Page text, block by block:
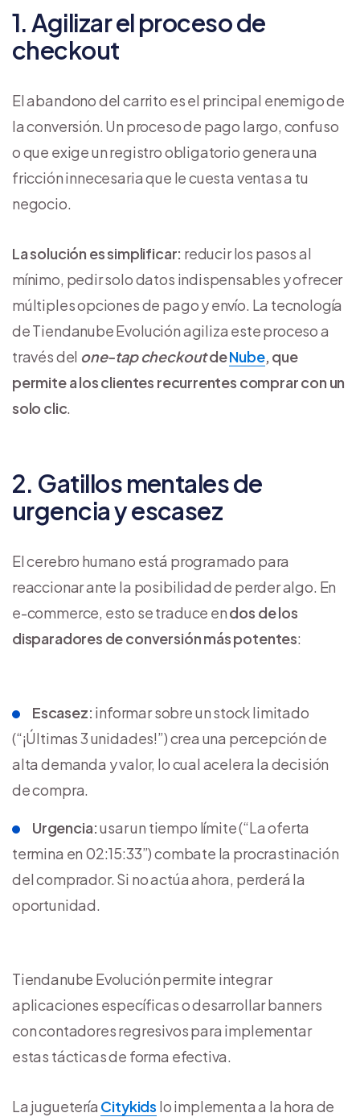
1. Agilizar el proceso de
checkout
El abandono del carrito es el principal enemigo de
la conversión. Un proceso de pago largo, confuso
o que exige un registro obligatorio genera una
fricción innecesaria que le cuesta ventas a tu
negocio.
La solución es simplificar: reducir los pasos al
mínimo, pedir solo datos indispensables y ofrecer
múltiples opciones de pago y envío. La tecnología
de Tiendanube Evolución agiliza este proceso a
través del one-tap checkoutdeNube, que
permite a los clientes recurrentes comprar con un
solo clic.
2. Gatillos mentales de
urgencia y escasez
El cerebro humano está programado para
reaccionar ante la posibilidad de perder algo. En
e-commerce, esto se traduce endos de los
disparadores de conversión más potentes:
Escasez: informar sobre un stock limitado
(“¡Últimas 3 unidades!”) crea una percepción de
alta demanda y valor, lo cual acelera la decisión
de compra.
Urgencia:usar un tiempo límite (“La oferta
termina en 02:15:33”) combate la procrastinación
del comprador. Si no actúa ahora, perderá la
oportunidad.
Tiendanube Evolución permite integrar
aplicaciones específicas o desarrollar banners
con contadores regresivos para implementar
estas tácticas de forma efectiva.
La juguetería Citykids lo implementa a la hora de